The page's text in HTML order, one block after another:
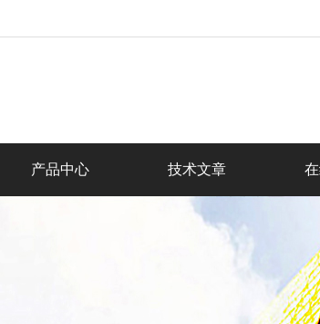
产品中心 技术文章